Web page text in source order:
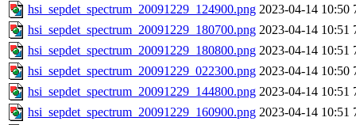
hsi_sepdet_spectrum_20091229_124900.png 2023-04-14 10:50
hsi_sepdet_spectrum_20091229_180700.png 2023-04-14 10:51
hsi_sepdet_spectrum_20091229_180800.png 2023-04-14 10:51
hsi_sepdet_spectrum_20091229_022300.png 2023-04-14 10:50
hsi_sepdet_spectrum_20091229_144800.png 2023-04-14 10:51
hsi_sepdet_spectrum_20091229_160900.png 2023-04-14 10:51